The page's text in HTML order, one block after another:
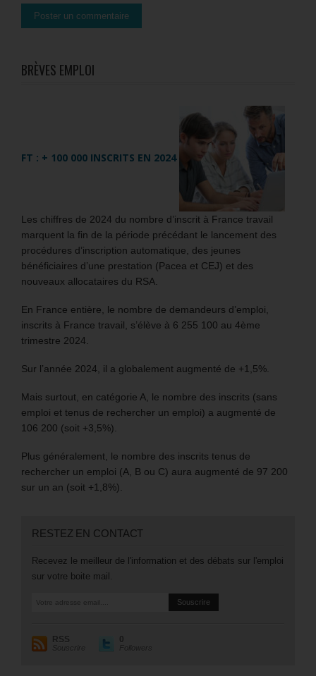
BRÈVES EMPLOI
FT : + 100 000 INSCRITS EN 2024
Les chiffres de 2024 du nombre d’inscrit à France travail
marquent la fin de la période précédant le lancement des
procédures d’inscription automatique, des jeunes
bénéficiaires d’une prestation (Pacea et CEJ) et des
nouveaux allocataires du RSA.
En France entière, le nombre de demandeurs d’emploi,
inscrits à France travail, s’élève à 6 255 100 au 4ème
trimestre 2024.
Sur l’année 2024, il a globalement augmenté de +1,5%.
Mais surtout, en catégorie A, le nombre des inscrits (sans
emploi et tenus de rechercher un emploi) a augmenté de
106 200 (soit +3,5%).
Plus généralement, le nombre des inscrits tenus de
rechercher un emploi (A, B ou C) aura augmenté de 97 200
sur un an (soit +1,8%).
RESTEZ EN CONTACT
Recevez le meilleur de l'information et des débats sur l'emploi
sur votre boite mail.
RSS
Souscrire
0
Followers